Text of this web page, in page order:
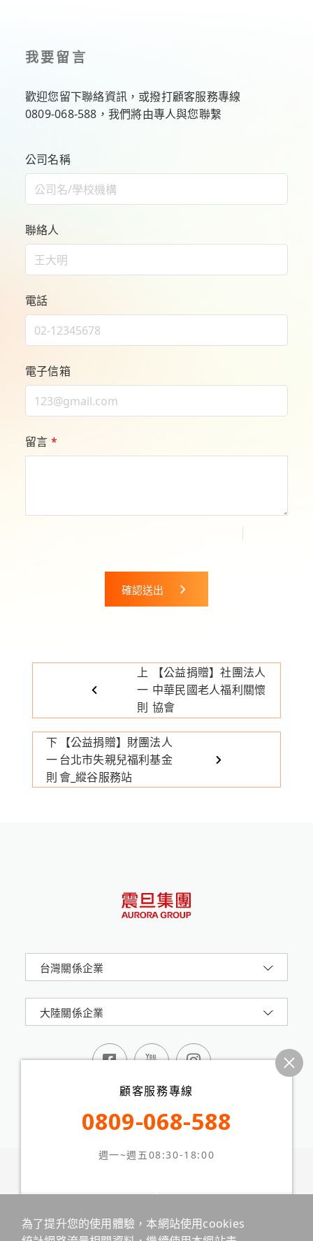
我要留言
歡迎您留下聯絡資訊，或撥打顧客服務專線
0809-068-588 ，我們將由專人與您聯繫
公司名稱
聯絡人
電話
電子信箱
留言 *
確認送出
上
一
則
【公益捐贈】社團法人
中華民國老人福利關懷
協會
下
一
則
【公益捐贈】財團法人
台北市失親兒福利基金
會_縱谷服務站
顧客服務專線
0809-068-588
週一~週五08:30-18:00
台灣關係企業
大陸關係企業
台北市信義路五段2號16樓 網站地圖 隱私權政策
Edge 以上版本
為了提升您的使用體驗，本網站使用cookies